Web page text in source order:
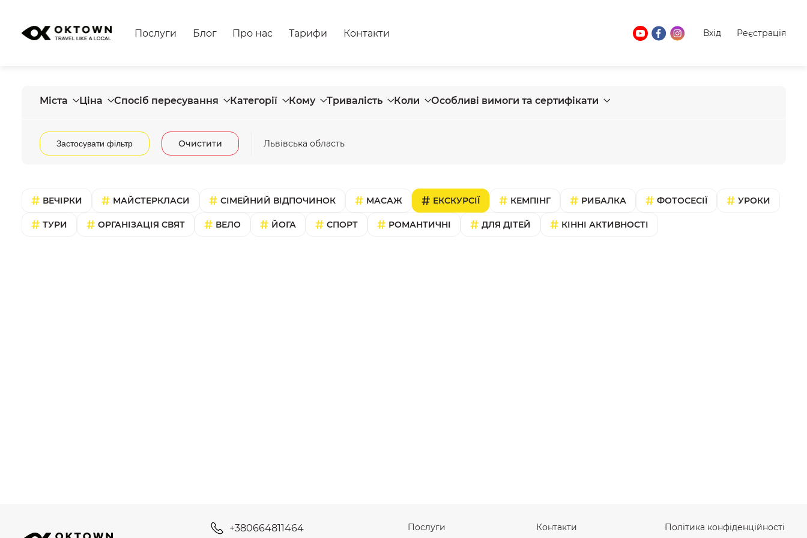
Послуги Блог Про нас Тарифи Контакти Вхід Реєстрація
Міста Ціна Спосіб пересування Категорії Кому Тривалість Коли Особливі вимоги та сертифікати
Застосувати фільтр Очистити Львівська область
ВЕЧІРКИ МАЙСТЕРКЛАСИ СІМЕЙНИЙ ВІДПОЧИНОК МАСАЖ ЕКСКУРСІЇ КЕМПІНГ РИБАЛКА ФОТОСЕСІЇ УРОКИ
ТУРИ ОРГАНІЗАЦІЯ СВЯТ ВЕЛО ЙОГА СПОРТ РОМАНТИЧНІ ДЛЯ ДІТЕЙ КІННІ АКТИВНОСТІ
+380664811464 Послуги Контакти Політика конфіденційності